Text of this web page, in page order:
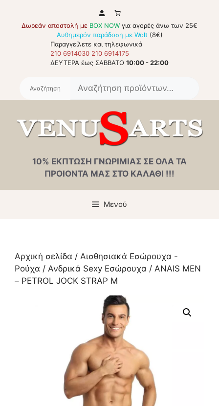
περιεχόμενο
Δωρεάν αποστολή με BOX NOW για αγορές άνω των 25€
Αυθημερόν παράδοση με Wolt (8€)
Παραγγείλετε και τηλεφωνικά
210 6914030 210 6914175
ΔΕΥΤΕΡΑ έως ΣΑΒΒΑΤΟ 10:00 - 22:00
10% ΕΚΠΤΩΣΗ ΓΝΩΡΙΜΙΑΣ ΣΕ ΟΛΑ ΤΑ
ΠΡΟΙΟΝΤΑ ΜΑΣ ΣΤΟ ΚΑΛΑΘΙ !!!
Μενού
Αρχική σελίδα / Αισθησιακά Εσώρουχα -
Ρούχα / Ανδρικά Sexy Εσώρουχα / ANAIS MEN
– PETROL JOCK STRAP M